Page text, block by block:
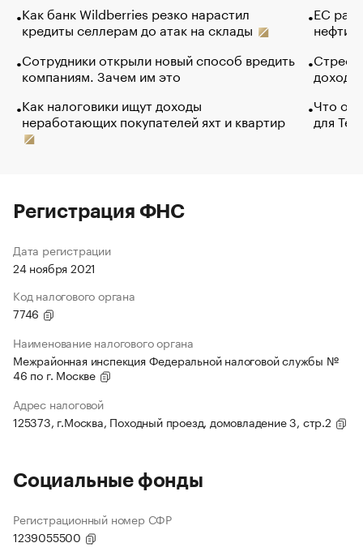
Как банк Wildberries резко нарастил
кредиты селлерам до атак на склады
Сотрудники открыли новый способ вредить
компаниям. Зачем им это
Как налоговики ищут доходы
неработающих покупателей яхт и квартир
ЕС
нефти
Что
для
Регистрация ФНС
Дата регистрации
24 ноября 2021
Код налогового органа
7746
Наименование налогового органа
Межрайонная инспекция Федеральной налоговой службы №
46 по г. Москве
Адрес налоговой
125373, г.Москва, Походный проезд, домовладение 3, стр.2
Социальные фонды
Регистрационный номер СФР
1239055500